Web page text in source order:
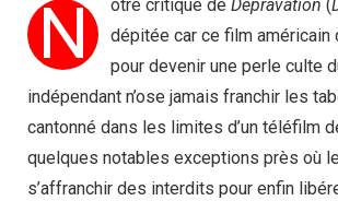
N otre critique de Dépravation (
dépitée car ce film américain
pour devenir une perle culte
indépendant n’ose jamais franchir les
cantonné dans les limites d’un téléfilm
quelques notables exceptions près où
s’affranchir des interdits pour enfin